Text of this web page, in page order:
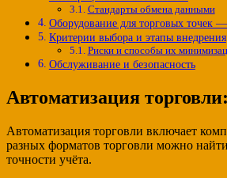
Стандарты обмена данными
Оборудование для торговых точек
Критерии выбора и этапы внедрения
Риски и способы их
Обслуживание и безопасность
Автоматизация
Автоматизация торговли включает
разных форматов торговли можно найти
точности учёта.